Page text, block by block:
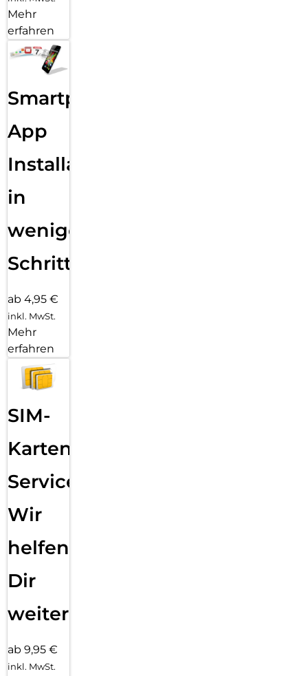
Mehr
erfahren
Smartphone
App
Installation
in
wenigen
Schritten
ab 4,95 €
inkl. MwSt.
Mehr
erfahren
SIM-
Karten
Service:
Wir
helfen
Dir
weiter
ab 9,95 €
inkl. MwSt.